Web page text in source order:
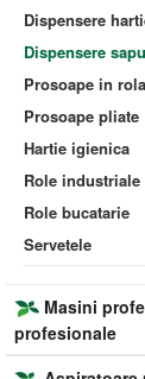
Dispensere
Dispensere
Prosoape in rola
Prosoape pliate
Hartie igienica
Role industriale
Role bucatarie
Servetele
Masini
profesionale